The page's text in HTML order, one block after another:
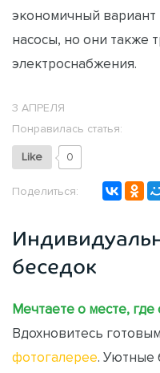
экономичный
насосы, но они также
электроснабжения.
3 АПРЕЛЯ
Понравилась статья:
Like 0
Поделиться:
беседок
Мечтаете о месте, где
Вдохновитесь
фотогалерее. Уютные